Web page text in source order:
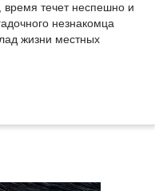
время течет неспешно и
незнакомца
жизни местных